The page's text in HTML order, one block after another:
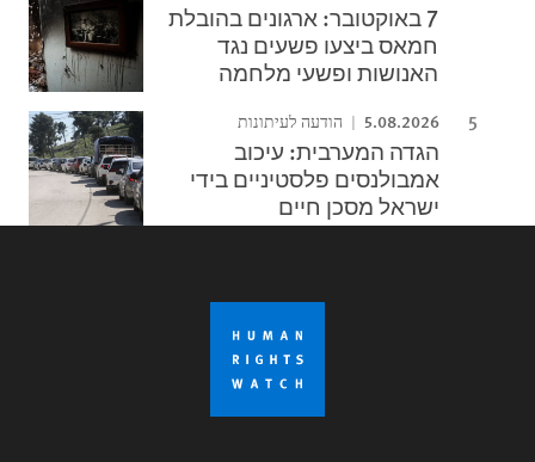
7 באוקטובר: ארגונים בהובלת
חמאס ביצעו פשעים נגד
האנושות ופשעי מלחמה
5.08.2026 הודעה לעיתונות
הגדה המערבית: עיכוב
אמבולנסים פלסטיניים בידי
ישראל מסכן חיים